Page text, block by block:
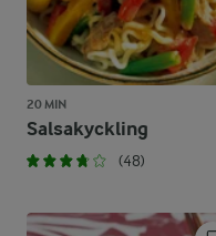
20 MIN
Salsakyckling
(48)